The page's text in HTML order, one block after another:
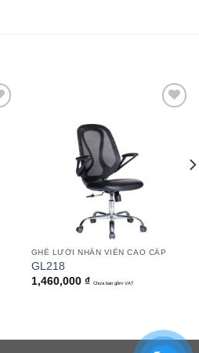
GHẾ LƯỚI NHÂN VIÊN CAO CẤP
GL218
1,460,000 ₫ Chưa bao gồm VAT